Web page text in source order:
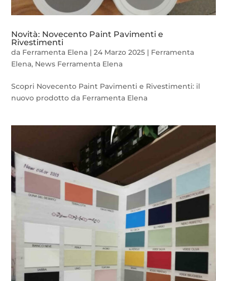
Novità: Novecento Paint Pavimenti e
Rivestimenti
da Ferramenta Elena |24 Marzo 2025 | Ferramenta
Elena, News Ferramenta Elena
Scopri Novecento Paint Pavimenti e Rivestimenti: il
nuovo prodotto da Ferramenta Elena